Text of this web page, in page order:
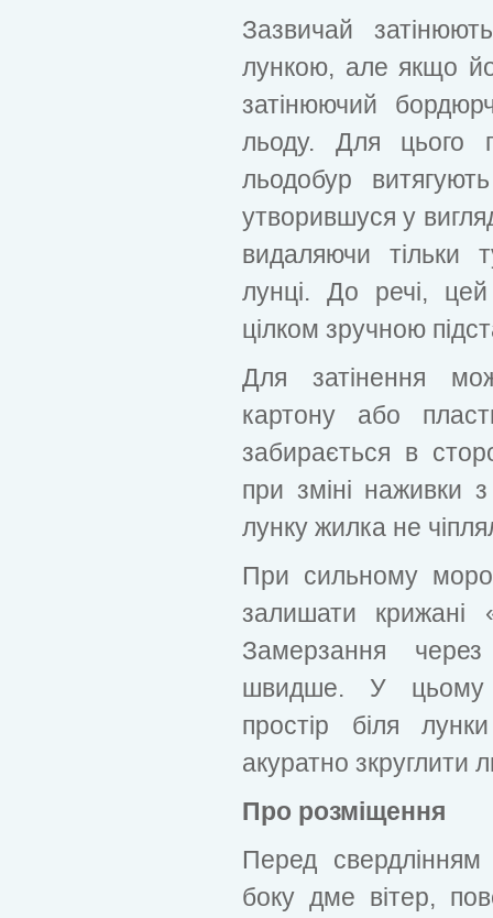
Зазвичай
лункою, але якщо
затінюючий
льоду. Для цього
льодобур
утворившуся у
видаляючи
лунці. До речі,
цілком зручною
Для затінення
картону або
забирається в
при зміні наживки
лунку жилка не
При сильному
залишати крижані
Замерзання
швидше. У цьому
простір біля
акуратно зкруглити
Про розміщення
Перед
боку дме вітер,